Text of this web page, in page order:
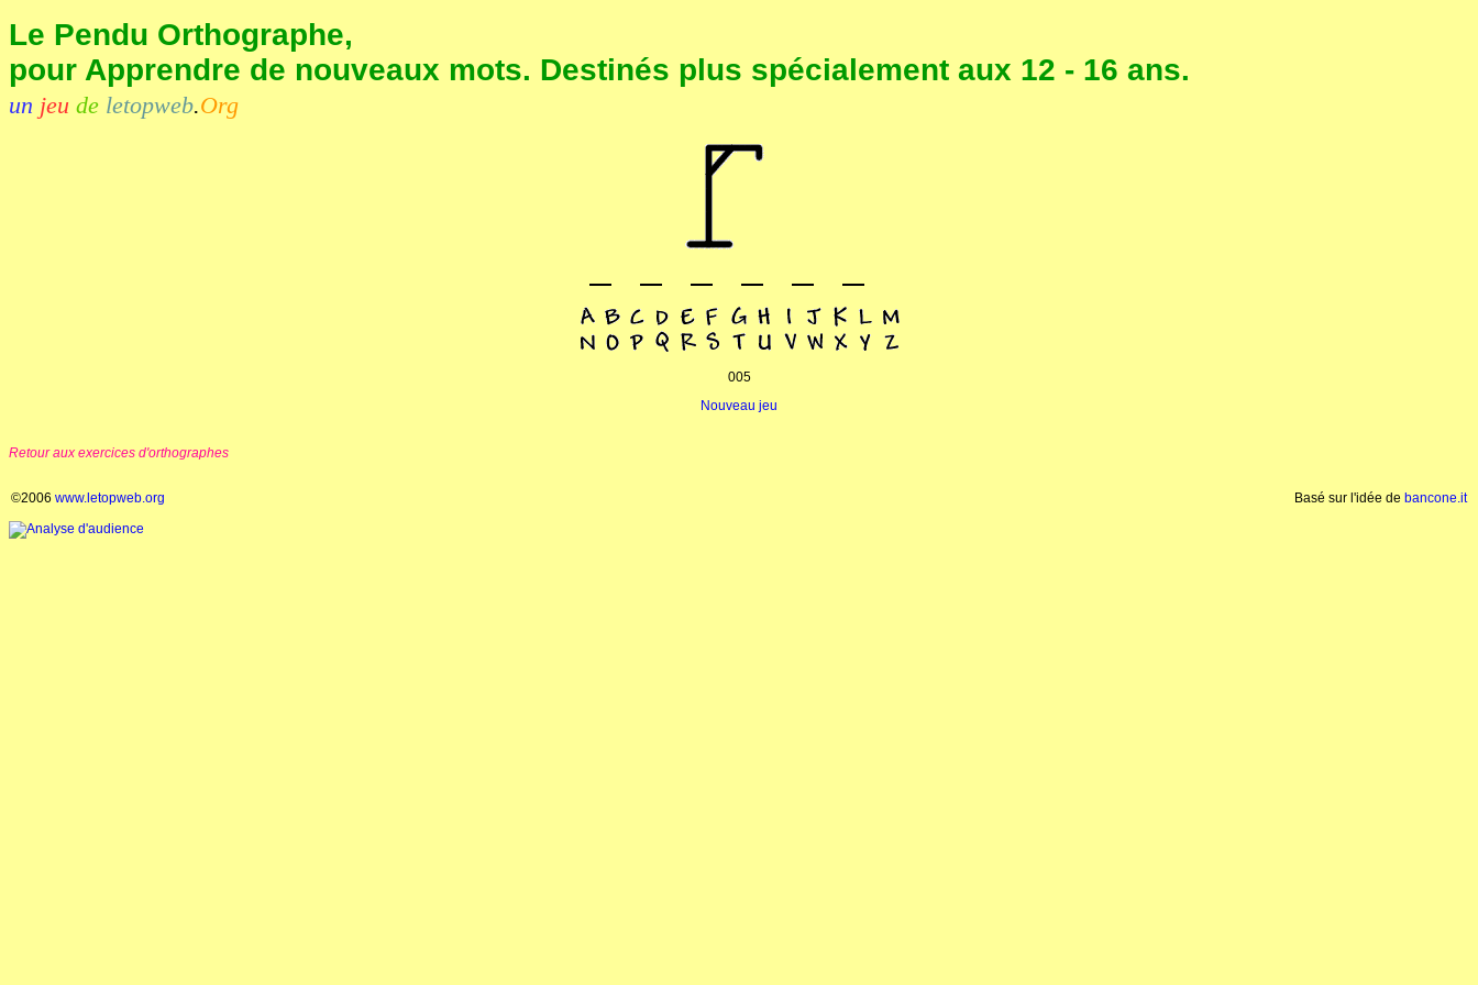
Le Pendu Orthographe,
pour Apprendre de nouveaux mots. Destinés plus spécialement aux 12 - 16 ans.
un jeu de letopweb.Org
005
Nouveau jeu
Retour aux exercices d'orthographes
©2006 www.letopweb.org Basé sur l'idée de bancone.it